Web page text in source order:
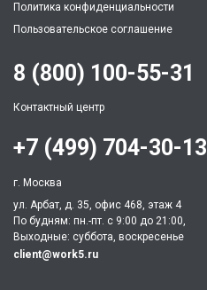
Политика конфиденциальности
Пользовательское соглашение
8 (800) 100-55-31
Контактный центр
+7 (499) 704-30-13
г. Москва
ул. Арбат, д. 35, офис 468, этаж 4
По будням: пн.-пт. c 9:00 до 21:00,
Выходные: суббота, воскресенье
client@work5.ru